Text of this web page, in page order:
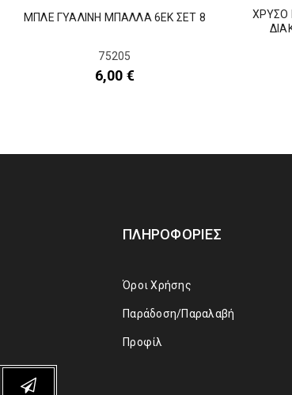
ΜΠΛΕ ΓΥΑΛΙΝΗ ΜΠΑΛΛΑ 6ΕΚ ΣΕΤ 8
75205
6,00 €
ΧΡΥΣΟ
ΠΛΗΡΟΦΟΡΊΕΣ
Όροι Χρήσης
Παράδοση/Παραλαβή
Προφίλ